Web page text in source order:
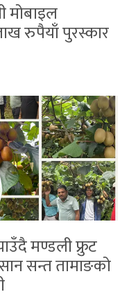
मोबाइल
रुपैयाँ पुरस्कार
मण्डली फ्रुट
सन्त तामाङको